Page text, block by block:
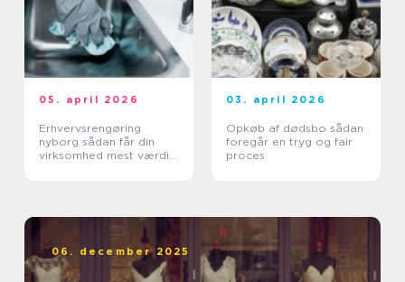
05. april 2026
Erhvervsrengøring
nyborg sådan får din
virksomhed mest værdi
03. april 2026
Opkøb af dødsbo sådan
foregår en tryg og fair
proces
06. december 2025